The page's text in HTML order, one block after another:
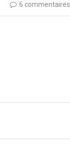
6 commentaires